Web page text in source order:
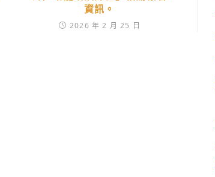
資訊。
2026 年 2 月 25 日